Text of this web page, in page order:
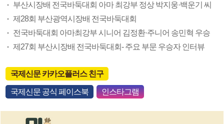
부산시장배 전국바둑대회 아마 최강부 정상 박지웅·백운기 씨
제28회 부산광역시장배 전국바둑대회
전국바둑대회 아마최강부 시니어 김정환·주니어 송민혁 우승
제27회 부산시장배 전국바둑대회- 주요 부문 우승자 인터뷰
국제신문 카카오플러스 친구
국제신문 공식 페이스북 인스타그램